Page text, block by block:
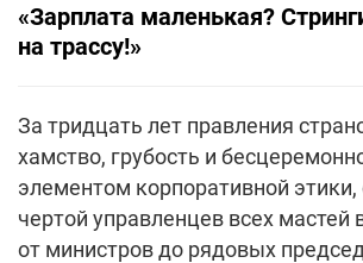
«Зарплата маленькая?
на трассу!»
За тридцать лет правления
хамство, грубость и
элементом корпоративной этики,
чертой управленцев всех мастей
от министров до рядовых